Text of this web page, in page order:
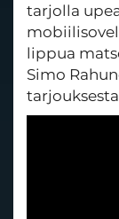
tarjolla
lippua
Simo